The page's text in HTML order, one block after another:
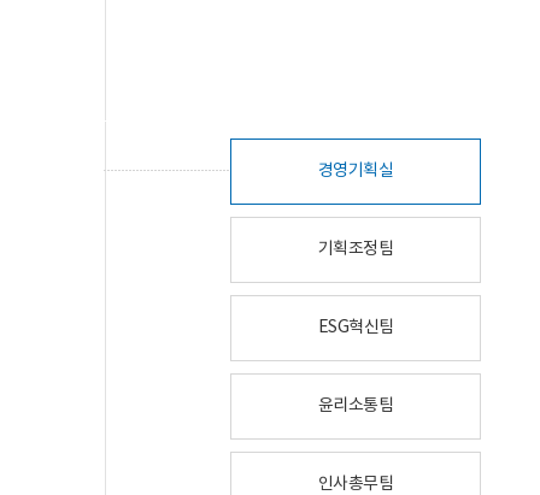
경영기획실
기획조정팀
ESG혁신팀
윤리소통팀
인사총무팀